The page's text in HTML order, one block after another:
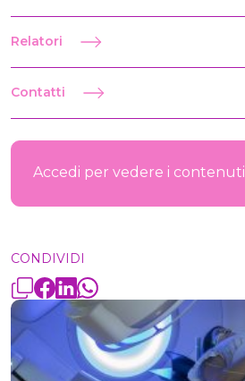
Relatori
Contatti
Accedi per vedere i contenuti
CONDIVIDI